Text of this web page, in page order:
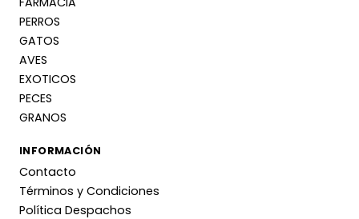
PERROS
GATOS
AVES
EXOTICOS
PECES
GRANOS
INFORMACIÓN
Contacto
Términos y Condiciones
Política Despachos